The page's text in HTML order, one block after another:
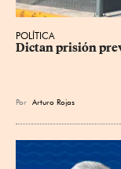
POLÍTICA
Dictan prisión
Por Arturo Rojas